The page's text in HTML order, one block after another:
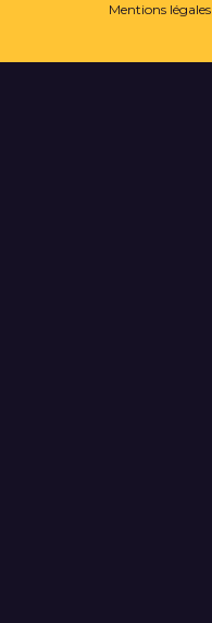
Mentions légales